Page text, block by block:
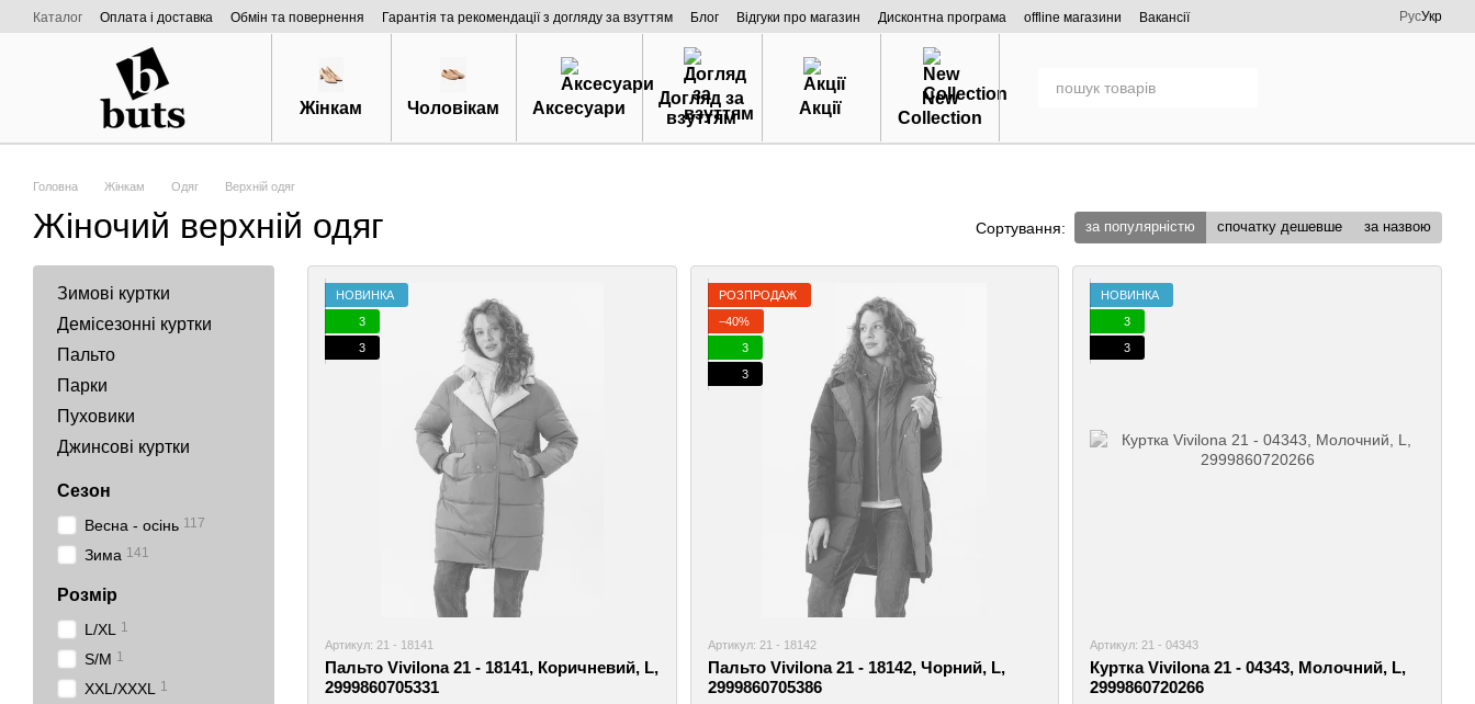
Перейти к основному контенту
Каталог Оплата і доставка Обмін та повернення Гарантія та рекомендації з догляду за взуттям Блог Відгуки про магазин Дисконтна програма offline магазини
Вакансії
Про нас
РусУкр
Жінкам Чоловікам Аксесуари
Догляд за
взуттям
Акції
New
Collection
Головна Жінкам Одяг Верхній одяг
Жіночий верхній одяг Сортування: за популярністю спочатку дешевше за назвою
НОВИНКА
3
3
Артикул: 21 - 18141
Пальто Vivilona 21 - 18141, Коричневий, L,
2999860705331
РОЗПРОДАЖ
−40%
3
3
Артикул: 21 - 18142
Пальто Vivilona 21 - 18142, Чорний, L,
2999860705386
НОВИНКА
3
3
Артикул: 21 - 04343
Куртка Vivilona 21 - 04343, Молочний, L,
2999860720266
Зимові куртки
Демісезонні куртки
Пальто
Парки
Пуховики
Джинсові куртки
Сезон
Весна - осінь 117
Зима 141
Розмір
L/XL 1
S/M 1
XXL/XXXL 1